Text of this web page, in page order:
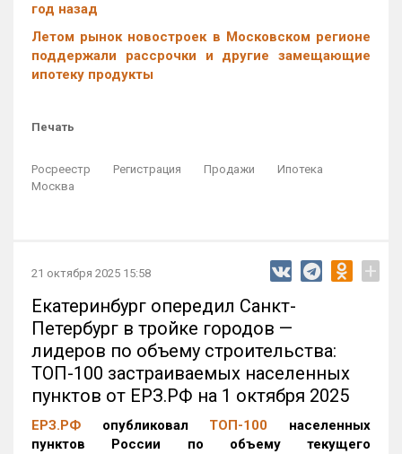
год назад
Летом рынок новостроек в Московском регионе
поддержали рассрочки и другие замещающие
ипотеку продукты
Печать
Росреестр Регистрация Продажи
Ипотека
Москва
21 октября 2025 15:58 +
Екатеринбург опередил Санкт-
Петербург в тройке городов —
лидеров по объему строительства:
ТОП-100 застраиваемых населенных
пунктов от ЕРЗ.РФ на 1 октября 2025
ЕРЗ.РФ опубликовал ТОП-100 населенных
пунктов России по объему текущего